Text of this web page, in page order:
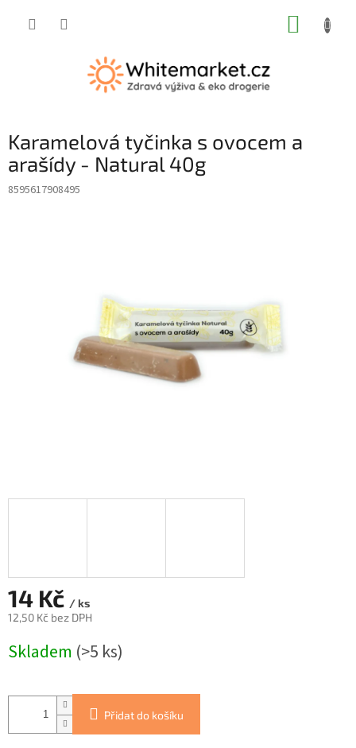
Karamelová tyčinka s ovocem a
arašídy - Natural 40g
8595617908495
14 Kč / ks
12,50 Kč bez DPH
cena:
Skladem (>5 ks)
Přidat do košíku